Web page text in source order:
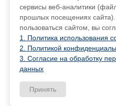
сервисы веб-аналитики
прошлых посещениях
пользоваться сайтом, вы
1. Политика использования
2. Политикой
3. Согласие на обработку
данных
Принять